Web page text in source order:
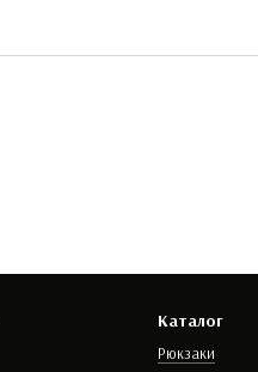
Каталог
Рюкзаки